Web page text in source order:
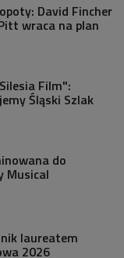
David Fincher
wraca na plan
Film":
Śląski Szlak
do
Musical
laureatem
2026